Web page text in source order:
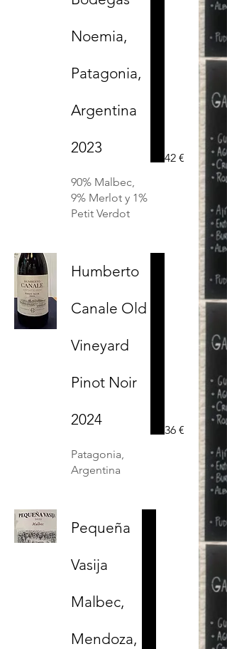
Noemia,
Patagonia,
Argentina
2023
90% Malbec,
9% Merlot y 1%
Petit Verdot
42 €
Humberto
Canale Old
Vineyard
Pinot Noir
2024
Patagonia,
Argentina
36 €
Pequeña
Vasija
Malbec,
Mendoza,